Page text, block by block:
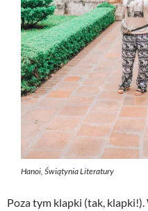
Hanoi, Świątynia Literatury
Poza tym klapki (tak,